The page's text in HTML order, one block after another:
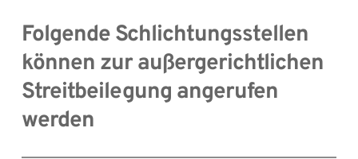
Folgende Schlichtungsstellen
können zur außergerichtlichen
Streitbeilegung angerufen
werden